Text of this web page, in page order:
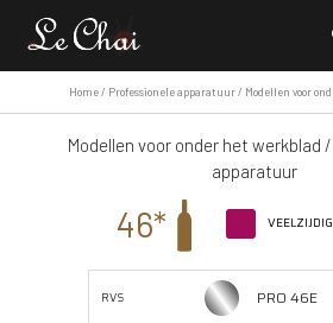
Home/ Professionele apparatuur/ Modellen voor
Modellen voor onder het werkblad /
apparatuur
46*
RVS PRO 46E